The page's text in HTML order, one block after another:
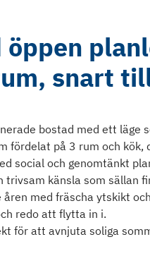
snart
bostad med ett läge
fördelat på 3 rum och kök,
social och genomtänkt
trivsam känsla som sällan
med fräscha ytskikt
redo att flytta in i.
för att avnjuta soliga